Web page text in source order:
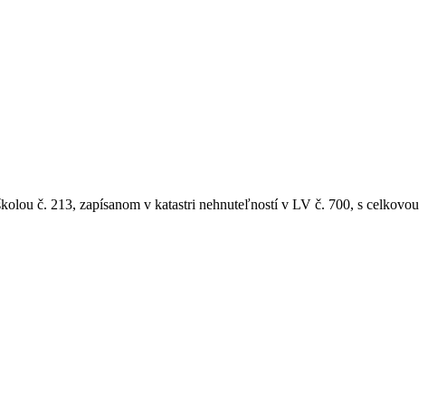
č. 213, zapísanom v katastri nehnuteľností v LV č. 700, s celkovou